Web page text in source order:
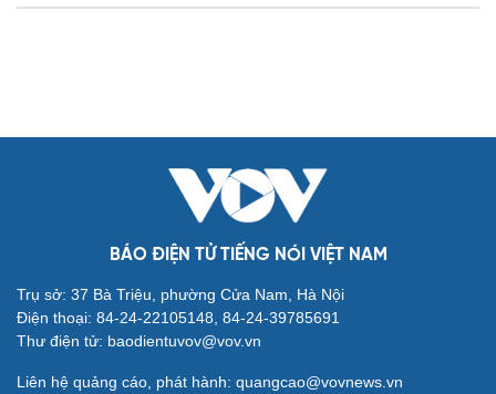
Nhi khoa
Văn học
Âm nhạc
Di sản
Giải trí
Thời trang
BÁO ĐIỆN TỬ TIẾNG NÓI VIỆT NAM
Trụ sở: 37 Bà Triệu, phường Cửa Nam, Hà Nội
Điện thoại: 84-24-22105148, 84-24-39785691
Thư điện tử: baodientuvov@vov.vn
Liên hệ quảng cáo, phát hành: quangcao@vovnews.vn